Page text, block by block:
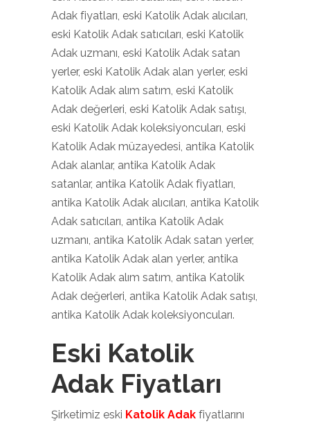
Adak fiyatları, eski Katolik Adak alıcıları,
eski Katolik Adak satıcıları, eski Katolik
Adak uzmanı, eski Katolik Adak satan
yerler, eski Katolik Adak alan yerler, eski
Katolik Adak alım satım, eski Katolik
Adak değerleri, eski Katolik Adak satışı,
eski Katolik Adak koleksiyoncuları, eski
Katolik Adak müzayedesi, antika Katolik
Adak alanlar, antika Katolik Adak
satanlar, antika Katolik Adak fiyatları,
antika Katolik Adak alıcıları, antika Katolik
Adak satıcıları, antika Katolik Adak
uzmanı, antika Katolik Adak satan yerler,
antika Katolik Adak alan yerler, antika
Katolik Adak alım satım, antika Katolik
Adak değerleri, antika Katolik Adak satışı,
antika Katolik Adak koleksiyoncuları.
Eski Katolik
Adak Fiyatları
Şirketimiz eski Katolik Adak fiyatlarını